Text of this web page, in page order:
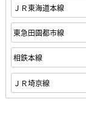
ＪＲ東海道本線
東急田園都市線
相鉄本線
ＪＲ埼京線